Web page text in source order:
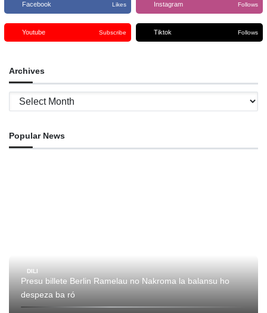
Facebook Likes Instagram Follows
Youtube Subscribe Tiktok Follows
Archives
Archives
Popular News
DILI
Presu billete Berlin Ramelau no Nakroma la balansu ho
despeza ba ró